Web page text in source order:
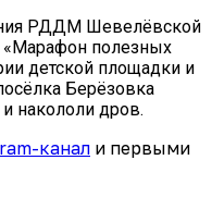
РДДМ Шевелёвской
«Марафон полезных
детской площадки и
Берёзовка
накололи дров.
канал и первыми